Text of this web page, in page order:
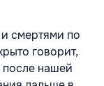
смертями по
говорит,
после нашей